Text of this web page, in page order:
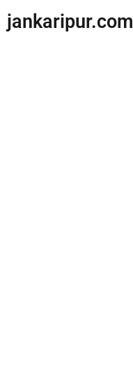
jankaripur.com